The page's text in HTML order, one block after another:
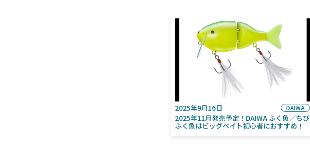
2025年9月16日 DAIWA
2025年11月発売予定！DAIWA ふく魚／ちび
ふく魚はビッグベイト初心者におすすめ！